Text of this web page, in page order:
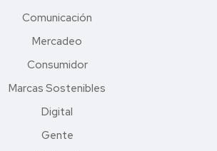
Comunicación
Mercadeo
Consumidor
Marcas Sostenibles
Digital
Gente